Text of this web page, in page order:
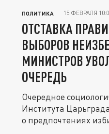
ПОЛИТИКА 15 ФЕВРАЛЯ
ОТСТАВКА
ВЫБОРОВ
МИНИСТРОВ
ОЧЕРЕДЬ
Очередное
Института
о предпочтениях